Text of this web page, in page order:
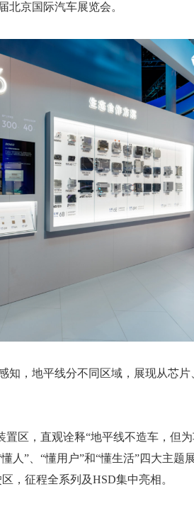
北京国际汽车展览会。
知，地平线分不同区域，展现从芯
置区，直观诠释“地平线不造车，但
人”、“懂用户”和“懂生活”四大主题
，征程全系列及HSD集中亮相。